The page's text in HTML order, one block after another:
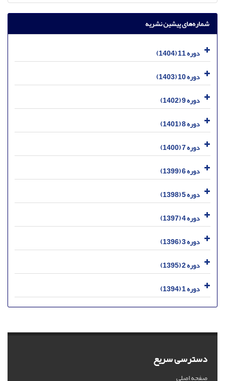
شماره‌های پیشین نشریه
دوره 11 (1404)
دوره 10 (1403)
دوره 9 (1402)
دوره 8 (1401)
دوره 7 (1400)
دوره 6 (1399)
دوره 5 (1398)
دوره 4 (1397)
دوره 3 (1396)
دوره 2 (1395)
دوره 1 (1394)
دسترسی سریع
صفحه اصلی